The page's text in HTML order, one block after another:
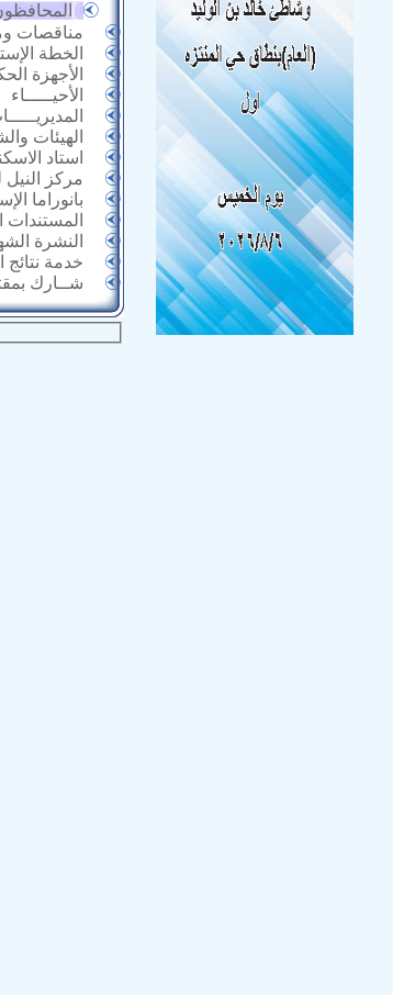
مناقصات
الخطة
الأجهزة
الأحيـــــاء
الهيئات
استاد
مركز النيل
بانوراما
المستندات
النشرة
خدمة نتائج
شــارك